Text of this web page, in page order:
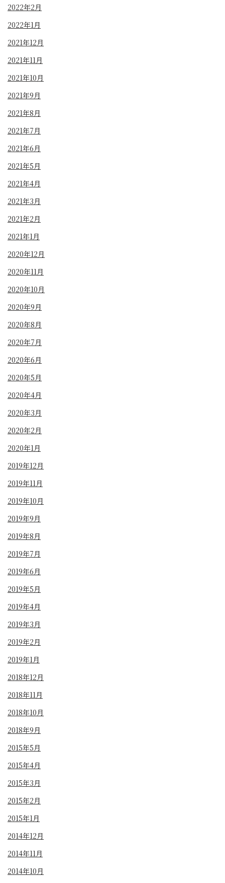
2022年2月
2022年1月
2021年12月
2021年11月
2021年10月
2021年9月
2021年8月
2021年7月
2021年6月
2021年5月
2021年4月
2021年3月
2021年2月
2021年1月
2020年12月
2020年11月
2020年10月
2020年9月
2020年8月
2020年7月
2020年6月
2020年5月
2020年4月
2020年3月
2020年2月
2020年1月
2019年12月
2019年11月
2019年10月
2019年9月
2019年8月
2019年7月
2019年6月
2019年5月
2019年4月
2019年3月
2019年2月
2019年1月
2018年12月
2018年11月
2018年10月
2018年9月
2015年5月
2015年4月
2015年3月
2015年2月
2015年1月
2014年12月
2014年11月
2014年10月